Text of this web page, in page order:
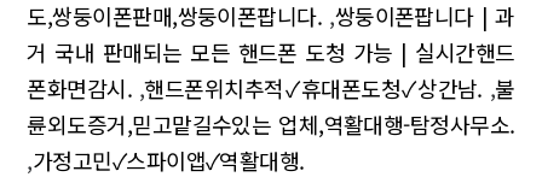
도,쌍둥이폰판매,쌍둥이폰팝니다. ,쌍둥이폰팝니다 | 과
거 국내 판매되는 모든 핸드폰 도청 가능 | 실시간핸드
폰화면감시. ,핸드폰위치추적✓휴대폰도청✓상간남. ,불
륜외도증거,믿고맡길수있는 업체,역활대행-탐정사무소.
,가정고민✓스파이앱✓역활대행.